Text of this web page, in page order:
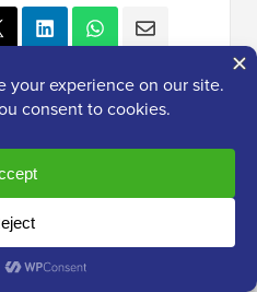
un podcast (et le
en 2026